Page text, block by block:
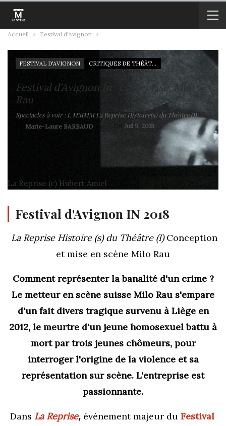
Accueil Festival d'Avignon
FESTIVAL D'AVIGNON CRITIQUES DE THÉÂTRE
Festival d'Avignon In : La Reprise, Milo
Rau
Spectacles à voir : L MMMM La Reprise Histoire(s) du Théâtre (I)
Marie-Laure BARBAUD Juil 9, 2018
La Reprise (c) Hubert Amiel
Festival d'Avignon IN 2018
La Reprise Histoire (s) du Théâtre (I)Conception
et mise en scène Milo Rau
Comment représenter la banalité d'un crime ?
Le metteur en scène suisse Milo Rau s'empare
d'un fait divers tragique survenu à Liège en
2012, le meurtre d'un jeune homosexuel battu à
mort par trois jeunes chômeurs, pour
interroger l'origine de la violence et sa
représentation sur scène. L'entreprise est
passionnante.
Dans La Reprise, événement majeur du Festival